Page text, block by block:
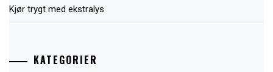
Kjør trygt med ekstralys
KATEGORIER